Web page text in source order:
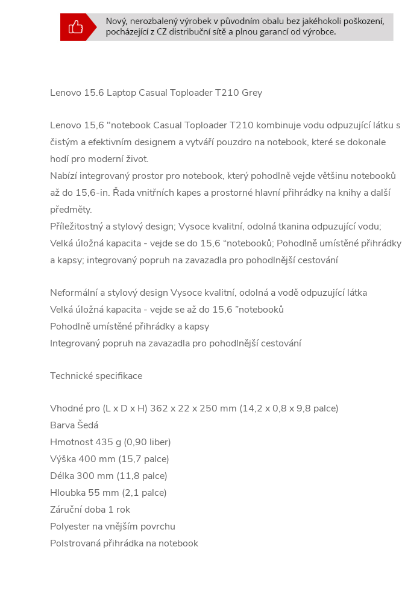
Lenovo 15.6 Laptop Casual Toploader T210 Grey
Lenovo 15,6 "notebook Casual Toploader T210 kombinuje vodu odpuzující látku s
čistým a efektivním designem a vytváří pouzdro na notebook, které se dokonale
hodí pro moderní život.
Nabízí integrovaný prostor pro notebook, který pohodlně vejde většinu notebooků
až do 15,6-in. Řada vnitřních kapes a prostorné hlavní přihrádky na knihy a další
předměty.
Příležitostný a stylový design; Vysoce kvalitní, odolná tkanina odpuzující vodu;
Velká úložná kapacita - vejde se do 15,6 “notebooků; Pohodlně umístěné přihrádky
a kapsy; integrovaný popruh na zavazadla pro pohodlnější cestování
Neformální a stylový design Vysoce kvalitní, odolná a vodě odpuzující látka
Velká úložná kapacita - vejde se až do 15,6 ”notebooků
Pohodlně umístěné přihrádky a kapsy
Integrovaný popruh na zavazadla pro pohodlnější cestování
Technické specifikace
Vhodné pro (L x D x H) 362 x 22 x 250 mm (14,2 x 0,8 x 9,8 palce)
Barva Šedá
Hmotnost 435 g (0,90 liber)
Výška 400 mm (15,7 palce)
Délka 300 mm (11,8 palce)
Hloubka 55 mm (2,1 palce)
Záruční doba 1 rok
Polyester na vnějším povrchu
Polstrovaná přihrádka na notebook